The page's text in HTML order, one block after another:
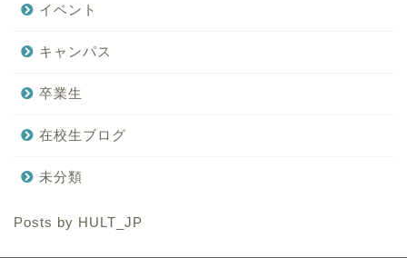
イベント
キャンパス
卒業生
在校生ブログ
未分類
Posts by HULT_JP